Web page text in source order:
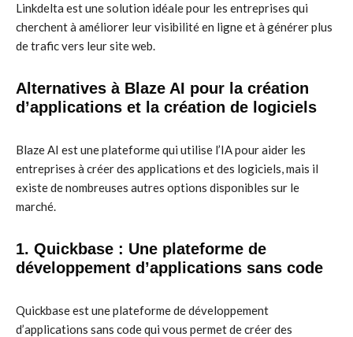
Linkdelta est une solution idéale pour les entreprises qui
cherchent à améliorer leur visibilité en ligne et à générer plus
de trafic vers leur site web.
Alternatives à Blaze AI pour la création
d’applications et la création de logiciels
Blaze AI est une plateforme qui utilise l’IA pour aider les
entreprises à créer des applications et des logiciels, mais il
existe de nombreuses autres options disponibles sur le
marché.
1. Quickbase : Une plateforme de
développement d’applications sans code
Quickbase est une plateforme de développement
d’applications sans code qui vous permet de créer des